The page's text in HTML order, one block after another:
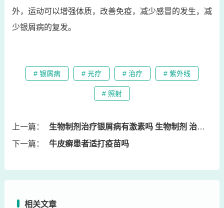
外，运动可以增强体质，改善免疫，减少感冒的发生，减
少银屑病的复发。
# 银屑病 # 光疗 # 治疗 # 紫外线
# 照射
上一篇：
生物制剂治疗银屑病有激素吗 生物制剂 治疗银屑病
下一篇：
牛皮癣患者适打疫苗吗
相关文章